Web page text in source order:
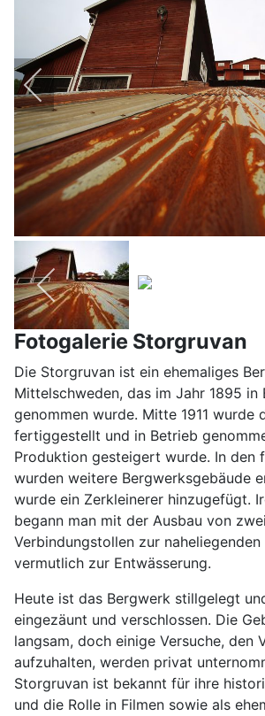
Fotogalerie Storgruvan
Die Storgruvan ist ein ehemaliges
Mittelschweden, das im Jahr 1895 in
genommen wurde. Mitte 1911 wurde
fertiggestellt und in Betrieb
Produktion gesteigert wurde. In den
wurden weitere Bergwerksgebäude
wurde ein Zerkleinerer hinzugefügt.
begann man mit der Ausbau von zwei
Verbindungstollen zur
vermutlich zur Entwässerung.
Heute ist das Bergwerk stillgelegt
eingezäunt und verschlossen. Die
langsam, doch einige Versuche, den
aufzuhalten, werden privat
Storgruvan ist bekannt für ihre
und die Rolle in Filmen sowie als